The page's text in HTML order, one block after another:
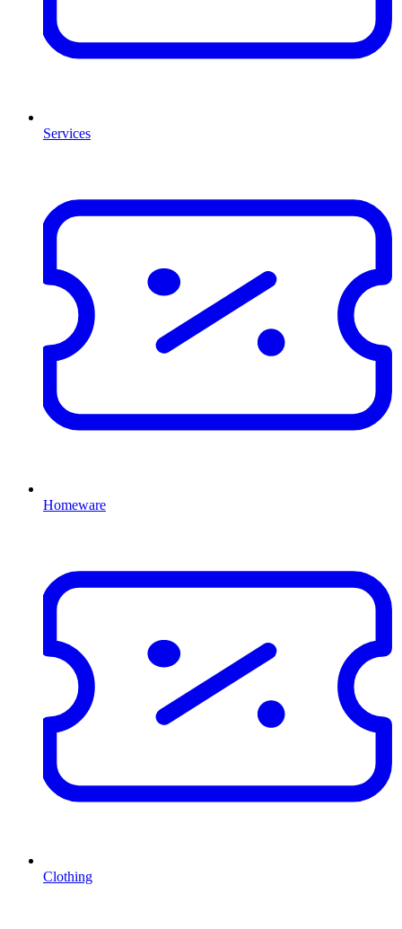
Services
Homeware
Clothing